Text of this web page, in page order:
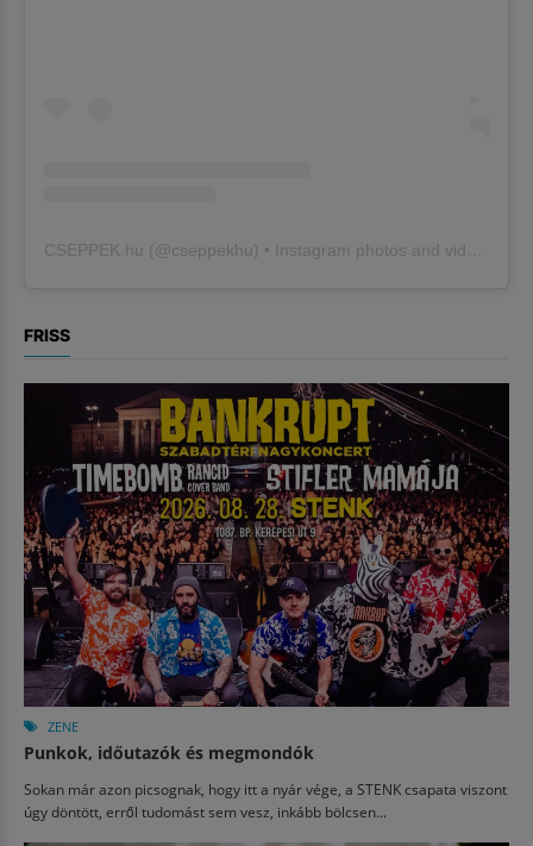
CSEPPEK.hu (@cseppekhu ) • Instagram photos and videos
FRISS
ZENE
Punkok, időutazók és megmondók
Sokan már azon picsognak, hogy itt a nyár vége, a STENK csapata viszont
úgy döntött, erről tudomást sem vesz, inkább bölcsen...